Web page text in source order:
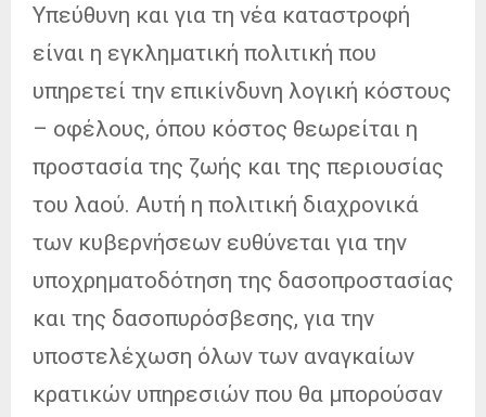
Υπεύθυνη και για τη νέα καταστροφή
είναι η εγκληματική πολιτική που
υπηρετεί την επικίνδυνη λογική κόστους
– οφέλους, όπου κόστος θεωρείται η
προστασία της ζωής και της περιουσίας
του λαού. Αυτή η πολιτική διαχρονικά
των κυβερνήσεων ευθύνεται για την
υποχρηματοδότηση της δασοπροστασίας
και της δασοπυρόσβεσης, για την
υποστελέχωση όλων των αναγκαίων
κρατικών υπηρεσιών που θα μπορούσαν